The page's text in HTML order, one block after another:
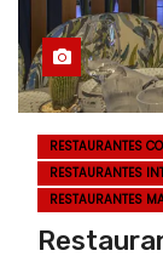
RESTAURANTES
RESTAURANTES
RESTAURANTES